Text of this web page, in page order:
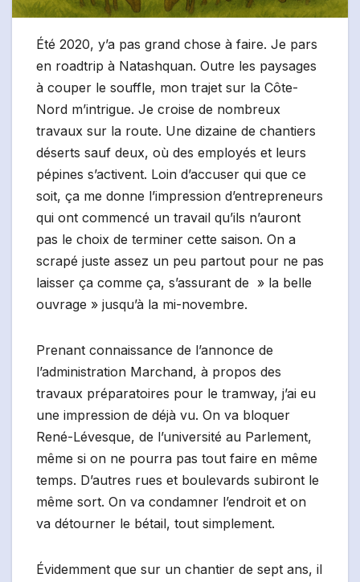
Été 2020, y’a pas grand chose à faire. Je pars
en roadtrip à Natashquan. Outre les paysages
à couper le souffle, mon trajet sur la Côte-
Nord m’intrigue. Je croise de nombreux
travaux sur la route. Une dizaine de chantiers
déserts sauf deux, où des employés et leurs
pépines s’activent. Loin d’accuser qui que ce
soit, ça me donne l’impression d’entrepreneurs
qui ont commencé un travail qu’ils n’auront
pas le choix de terminer cette saison. On a
scrapé juste assez un peu partout pour ne pas
laisser ça comme ça, s’assurant de » la belle
ouvrage » jusqu’à la mi-novembre.
Prenant connaissance de l’annonce de
l’administration Marchand, à propos des
travaux préparatoires pour le tramway, j’ai eu
une impression de déjà vu. On va bloquer
René-Lévesque, de l’université au Parlement,
même si on ne pourra pas tout faire en même
temps. D’autres rues et boulevards subiront le
même sort. On va condamner l’endroit et on
va détourner le bétail, tout simplement.
Évidemment que sur un chantier de sept ans, il